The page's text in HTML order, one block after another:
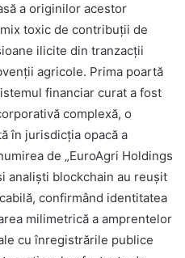
a originilor acestor
toxic de contribuții de
ilicite din tranzacții
agricole. Prima poartă
financiar curat a fost
complexă, o
în jurisdicția opacă a
de „EuroAgri Holdings
analiști blockchain au reușit
confirmând identitatea
milimetrică a amprentelor
cu înregistrările publice